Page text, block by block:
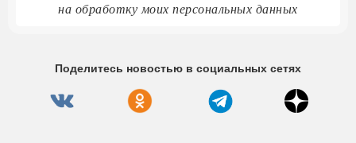
на обработку моих персональных данных
Поделитесь новостью в социальных сетях